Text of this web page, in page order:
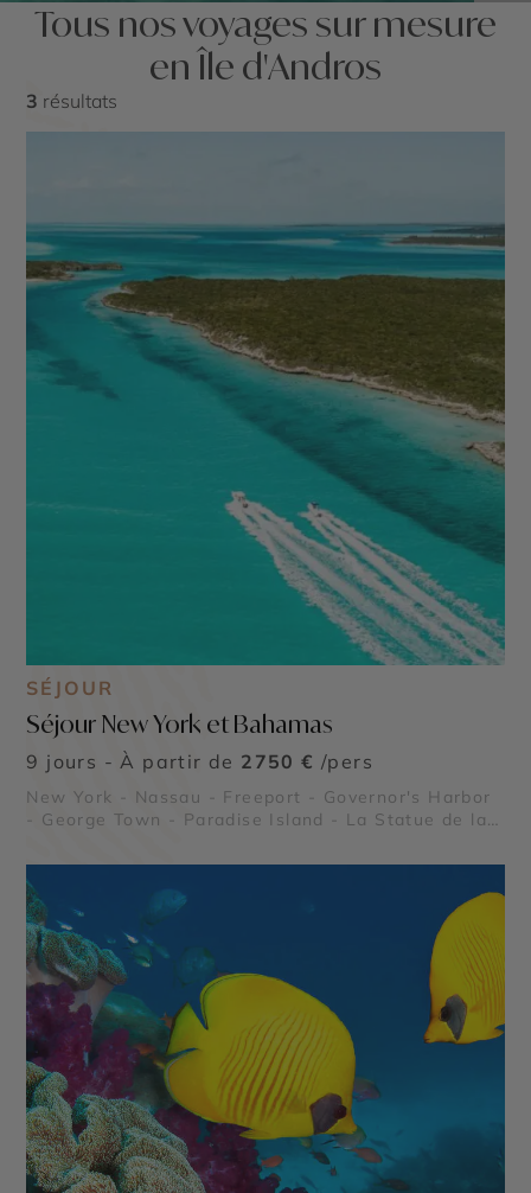
Tous nos voyages sur mesure
en Île d'Andros
3 résultats
SÉJOUR
Séjour New York et Bahamas
9 jours - À partir de 2750 € /pers
New York - Nassau - Freeport - Governor's Harbor
- George Town - Paradise Island - La Statue de la